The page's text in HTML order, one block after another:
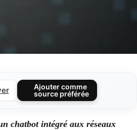
Ajouter comme
source préférée
chatbot intégré aux réseaux